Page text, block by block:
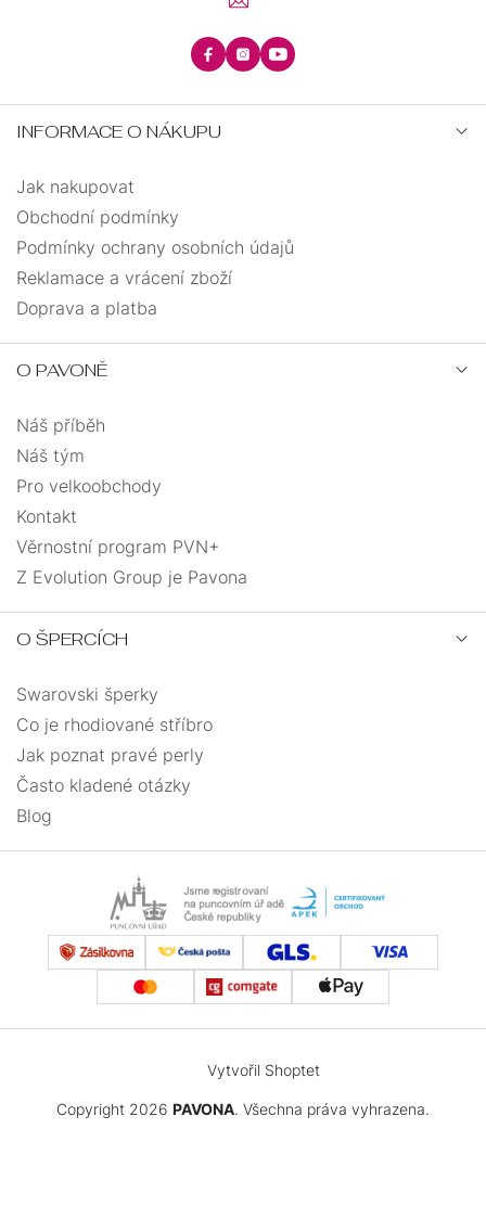
INFORMACE O NÁKUPU
Jak nakupovat
Obchodní podmínky
Podmínky ochrany osobních údajů
Reklamace a vrácení zboží
Doprava a platba
O PAVONĚ
Náš příběh
Náš tým
Pro velkoobchody
Kontakt
Věrnostní program PVN+
Z Evolution Group je Pavona
O ŠPERCÍCH
Swarovski šperky
Co je rhodiované stříbro
Jak poznat pravé perly
Často kladené otázky
Blog
Vytvořil Shoptet
Copyright 2026 PAVONA. Všechna práva vyhrazena.